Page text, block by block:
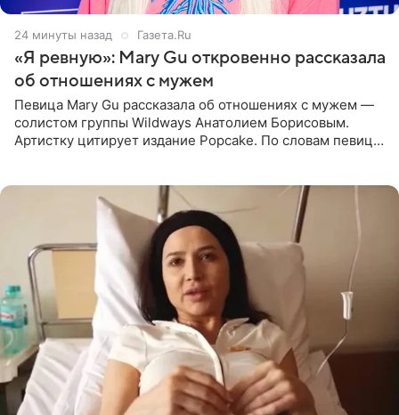
24 минуты назад Газета.Ru
«Я ревную»: Mary Gu откровенно рассказала
об отношениях с мужем
Певица Mary Gu рассказала об отношениях с мужем —
солистом группы Wildways Анатолием Борисовым.
Артистку цитирует издание Popcake. По словам певицы,